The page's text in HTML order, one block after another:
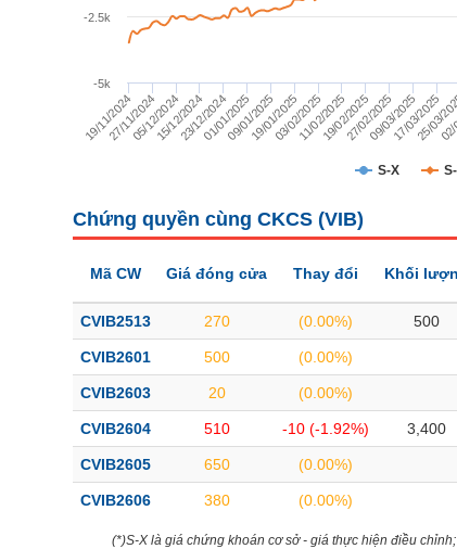
S-X
19/11/2024
27/11/202405/12/202415/12/202423/12/202401/01/202509/01/202519/01/202503/02/202511/02/202519/02/202527/02/202509/03/202517/03/2025
25/03/
-5k
-2.5k
Chứng quyền cùng CKCS (VIB)
Mã CW Giá đóng cửa Thay đổi Khối
CVIB2513 270 (0.00%) 500
CVIB2601 500 (0.00%)
CVIB2603 20 (0.00%)
CVIB2604 510 -10 (-1.92%) 3,400
CVIB2605 650 (0.00%)
CVIB2606 380 (0.00%)
(*)S-X là giá chứng khoán cơ sở - giá thực hiện điều
CHĂM SÓC SỨC KHỎE
CÔNG NGHỆ THÔNG TIN
BẤT ĐỘNG SẢN
Mã chứng khoán(-)
Cổ phiếu Chỉ số Chứng chỉ quỹ
Lãnh đạo(-)
Người nội bộ Người liên quan Cổ đông lớn
Tin tức(-)